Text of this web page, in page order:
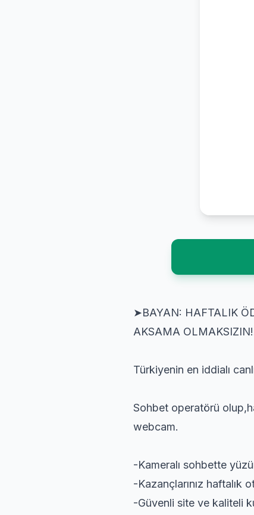
➤BAYAN: HAFTALIK
AKSAMA
Türkiyenin en iddialı
Sohbet operatörü
webcam.
-Kameralı sohbette
-Kazançlarınız haftalık
-Güvenli site ve kaliteli